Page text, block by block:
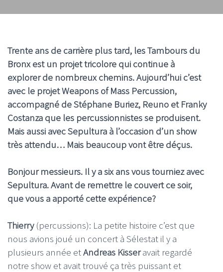
Trente ans de carrière plus tard, les Tambours du
Bronx est un projet tricolore qui continue à
explorer de nombreux chemins. Aujourd’hui c’est
avec le projet Weapons of Mass Percussion,
accompagné de Stéphane Buriez, Reuno et Franky
Costanza que les percussionnistes se produisent.
Mais aussi avec Sepultura à l’occasion d’un show
très attendu… Mais beaucoup vont être déçus.
Bonjour messieurs. Il y a six ans vous tourniez avec
Sepultura. Avant de remettre le couvert ce soir,
que vous a apporté cette expérience?
Thierry(percussions): La petite histoire c’est que
nous avions joué un concert à Sélestat il y a
plusieurs année etAndreas Kisseravait regardé
notre show et avait trouvé ça très puissant et